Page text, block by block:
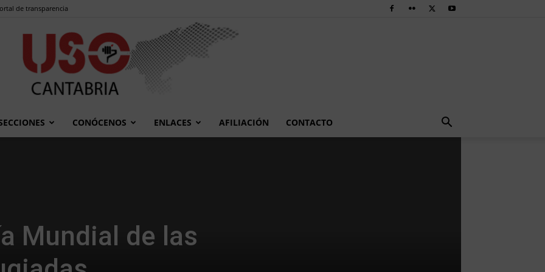
de transparencia
Cantabria
CONÓCENOS ENLACES AFILIACIÓN CONTACTO
Mundial de las